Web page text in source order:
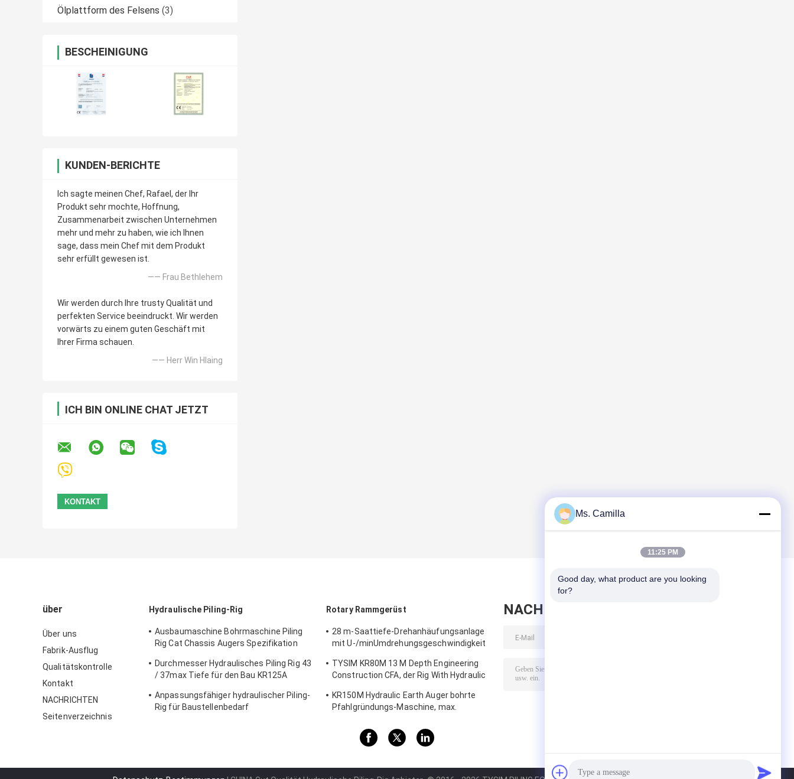
Ölplattform des Felsens (3)
BESCHEINIGUNG
KUNDEN-BERICHTE
Ich sagte meinen Chef, Rafael, der Ihr
Produkt sehr mochte, Hoffnung,
Zusammenarbeit zwischen Unternehmen
mehr und mehr zu haben, wie ich Ihnen
sage, dass mein Chef mit dem Produkt
sehr erfüllt gewesen ist.
—— Frau Bethlehem
Wir werden durch Ihre trusty Qualität und
perfekten Service beeindruckt. Wir werden
vorwärts zu einem guten Geschäft mit
Ihrer Firma schauen.
—— Herr Win Hlaing
ICH BIN ONLINE CHAT JETZT
über
Über uns
Fabrik-Ausflug
Qualitätskontrolle
Kontakt
NACHRICHTEN
Seitenverzeichnis
Hydraulische Piling-Rig
Ausbaumaschine Bohrmaschine Piling
Rig Cat Chassis Augers Spezifikation
Durchmesser Hydraulisches Piling Rig 43
/ 37max Tiefe für den Bau KR125A
Anpassungsfähiger hydraulischer Piling-
Rig für Baustellenbedarf
Rotary Rammgerüst
28 m-Saattiefe-Drehanhäufungsanlage
mit U-/minUmdrehungsgeschwindigkeit
TYSIM KR80M 13 M Depth Engineering
Construction CFA, der Rig With Hydraulic
Millimeter anhäuft
KR150M Hydraulic Earth Auger bohrte
Pfahlgründungs-Maschine, max.
Millimeter
NACHRICHT HINTERLASSEN
Ms. Camilla
11:25 PM
Good day, what product are you looking
for?